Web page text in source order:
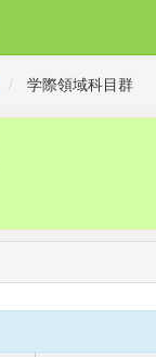
学際領域科目群